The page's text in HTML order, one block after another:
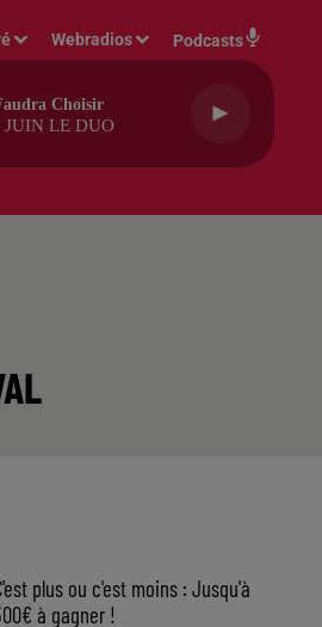
Webradios Podcasts
Choisir
JUIN LE DUO
plus ou c'est moins : Jusqu'à
à gagner !